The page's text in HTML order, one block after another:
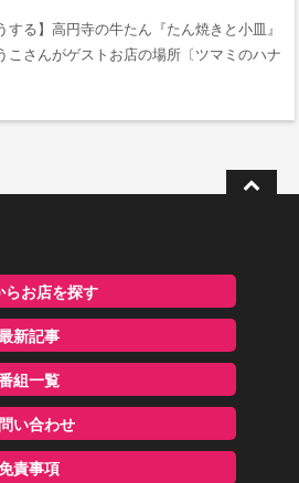
する】高円寺の牛たん『たん焼きと小皿』
こさんがゲストお店の場所〔ツマミのハナ
らお店を探す
新記事
組一覧
い合わせ
責事項